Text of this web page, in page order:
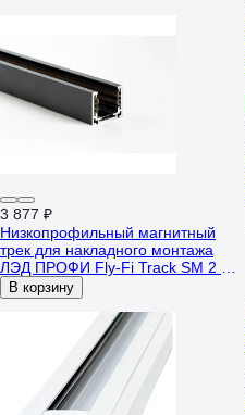
3 877 ₽
Низкопрофильный магнитный
трек для накладного монтажа
ЛЭД ПРОФИ Fly-Fi Track SM 2 м
FF-T-SM-2
В корзину